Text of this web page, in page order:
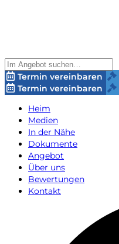
Termin vereinbaren
Termin vereinbaren
Heim
Medien
In der Nähe
Dokumente
Angebot
Über uns
Bewertungen
Kontakt